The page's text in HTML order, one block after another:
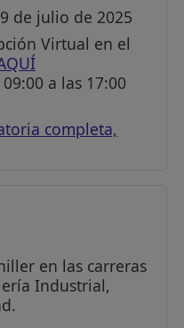
de julio de 2025
Virtual en el
a las 17:00
completa,
en las carreras
Industrial,